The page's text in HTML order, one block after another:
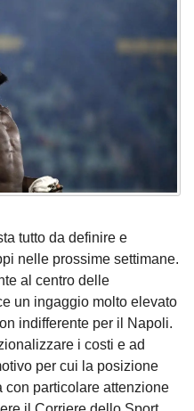
tutto da definire e
nelle prossime settimane.
al centro delle
un ingaggio molto elevato
indifferente per il Napoli.
i costi e ad
per cui la posizione
con particolare attenzione